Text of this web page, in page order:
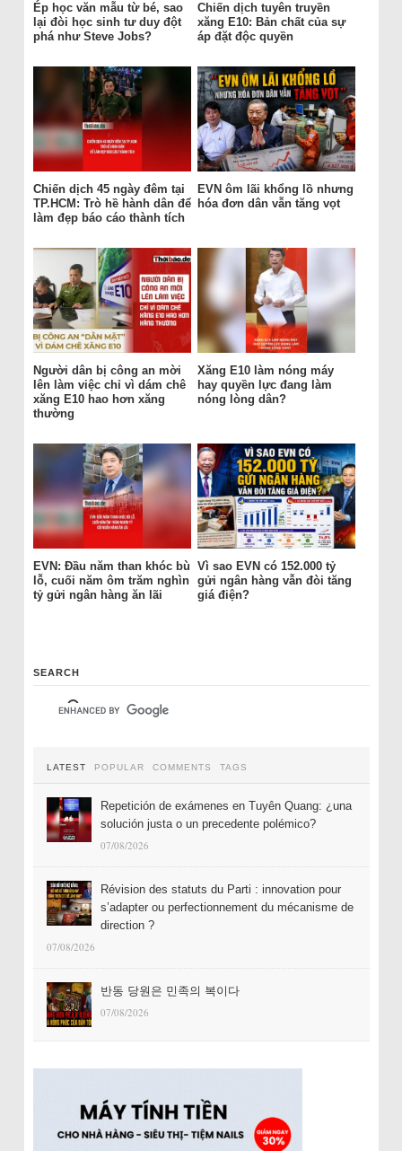
Ép học văn mẫu từ bé, sao
lại đòi học sinh tư duy đột
phá như Steve Jobs?
Chiến dịch tuyên truyền
xăng E10: Bản chất của sự
áp đặt độc quyền
Chiến dịch 45 ngày đêm tại
TP.HCM: Trò hề hành dân để
làm đẹp báo cáo thành tích
EVN ôm lãi khổng lồ nhưng
hóa đơn dân vẫn tăng vọt
Người dân bị công an mời
lên làm việc chỉ vì dám chê
xăng E10 hao hơn xăng
thường
Xăng E10 làm nóng máy
hay quyền lực đang làm
nóng lòng dân?
EVN: Đầu năm than khóc bù
lỗ, cuối năm ôm trăm nghìn
tỷ gửi ngân hàng ăn lãi
Vì sao EVN có 152.000 tỷ
gửi ngân hàng vẫn đòi tăng
giá điện?
SEARCH
LATEST POPULAR COMMENTS TAGS
Repetición de exámenes en Tuyên Quang: ¿una
solución justa o un precedente polémico?
07/08/2026
Révision des statuts du Parti : innovation pour
s’adapter ou perfectionnement du mécanisme de
direction ?
07/08/2026
반동 당원은 민족의 복이다
07/08/2026